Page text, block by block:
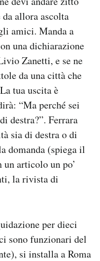
allora ascolta
amici. Manda a
una dichiarazione
Zanetti, e se ne
da una città che
tua uscita è
“Ma perché sei
destra?”. Ferrara
sia di destra o di
domanda (spiega il
articolo un po’
la rivista di
per dieci
sono funzionari del
si installa a Roma